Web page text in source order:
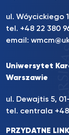
ul. Wóycickiego
tel. +48 22 380
email:
Uniwersytet
Warszawie
ul. Dewajtis 5,
tel. centrala +48
PRZYDATNE LINKI